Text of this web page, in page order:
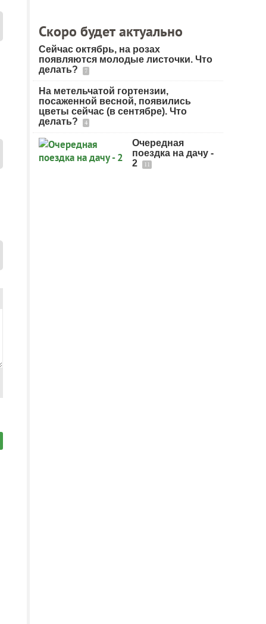
Скоро будет актуально
Сейчас октябрь, на розах
появляются молодые листочки. Что
делать?
7
На метельчатой гортензии,
посаженной весной, появились
цветы сейчас (в сентябре). Что
делать?
4
Очередная
поездка на дачу -
2
11